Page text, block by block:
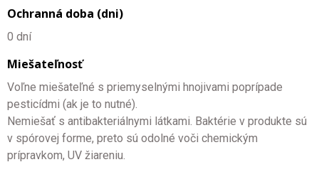
Ochranná doba (dni)
0 dní
Miešateľnosť
Voľne miešateľné s priemyselnými hnojivami poprípade
pesticídmi (ak je to nutné).
Nemiešať s antibakteriálnymi látkami. Baktérie v produkte sú
v spórovej forme, preto sú odolné voči chemickým
prípravkom, UV žiareniu.